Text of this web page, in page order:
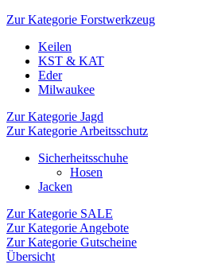
Zur Kategorie Forstwerkzeug
Keilen
KST & KAT
Eder
Milwaukee
Zur Kategorie Jagd
Zur Kategorie Arbeitsschutz
Sicherheitsschuhe
Hosen
Jacken
Zur Kategorie SALE
Zur Kategorie Angebote
Zur Kategorie Gutscheine
Übersicht